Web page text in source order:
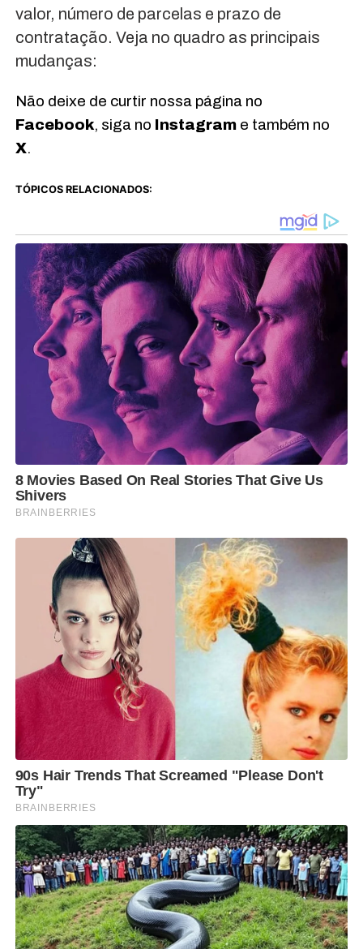
valor, número de parcelas e prazo de
contratação. Veja no quadro as principais
mudanças:
Não deixe de curtir nossa página no
Facebook, siga no Instagrame também no
X.
TÓPICOS RELACIONADOS: